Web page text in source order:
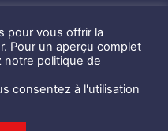
©
des Événements © 2021 –
pour vous offrir la
Pour un aperçu complet
notre politique de
consentez à l'utilisation